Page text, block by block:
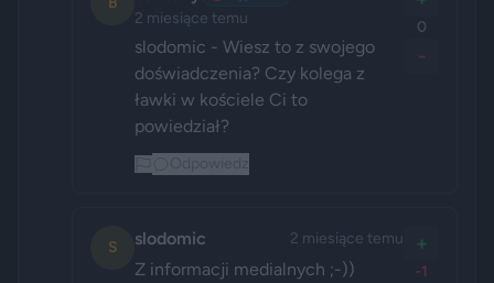
2 miesiące temu
slodomic - Wiesz to z swojego
doświadczenia? Czy kolega z
ławki w kościele Ci to
powiedział?
0
-
S slodomic 2 miesiące temu
Z informacji medialnych ;-))
+
-1